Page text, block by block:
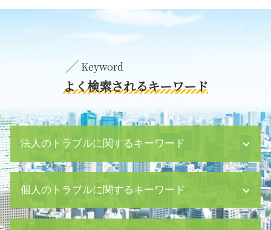
よく検索されるキーワード
法人のトラブルに関するキーワード
秘密保持契約書 書き方
企業 紛争
個人のトラブルに関するキーワード